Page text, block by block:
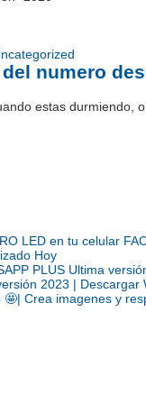
numero
estas durmiendo,
LED en tu celular
Hoy
PLUS Ultima
2023 |
Crea imagenes y